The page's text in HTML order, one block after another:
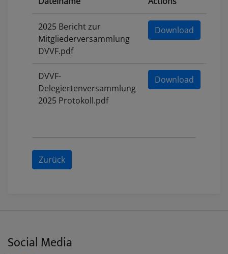
2025 Bericht zur
Mitgliederversammlung
DVVF.pdf
Download
DVVF-
Delegiertenversammlung
2025 Protokoll.pdf
Download
Zurück
Social Media